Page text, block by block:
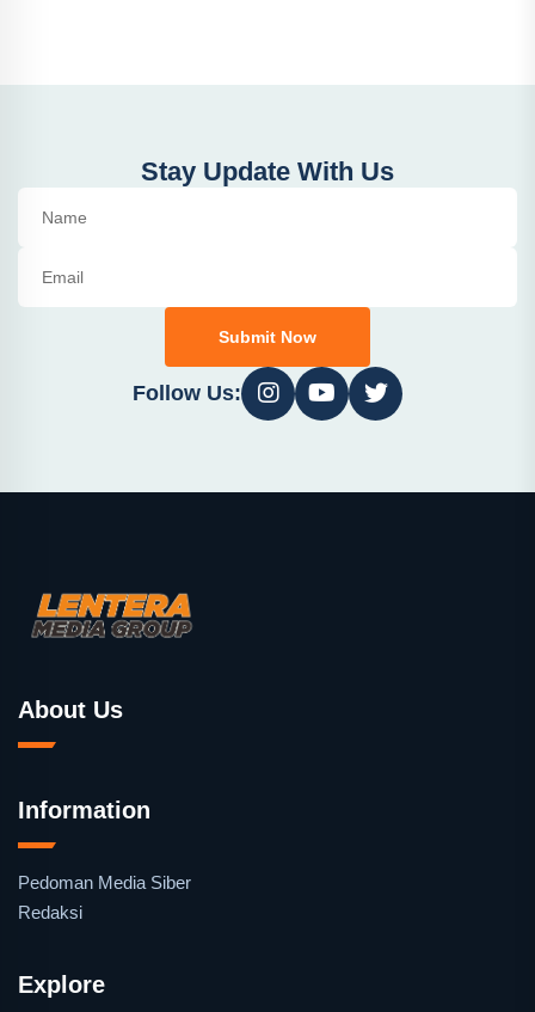
Stay Update With Us
Submit Now
Follow Us:
About Us
Information
Pedoman Media Siber
Redaksi
Explore